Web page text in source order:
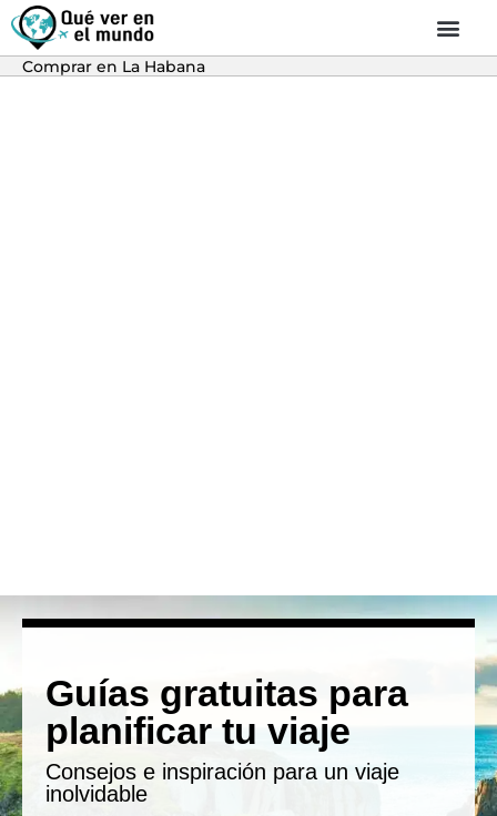
Comprar en La Habana
Guías gratuitas para
planificar tu viaje
Consejos e inspiración para un viaje
inolvidable